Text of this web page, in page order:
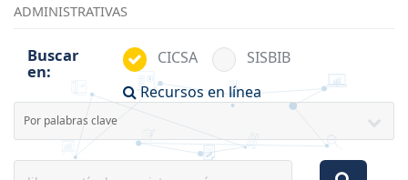
ADMINISTRATIVAS
Buscar
en:
CICSA
SISBIB
Recursos en línea